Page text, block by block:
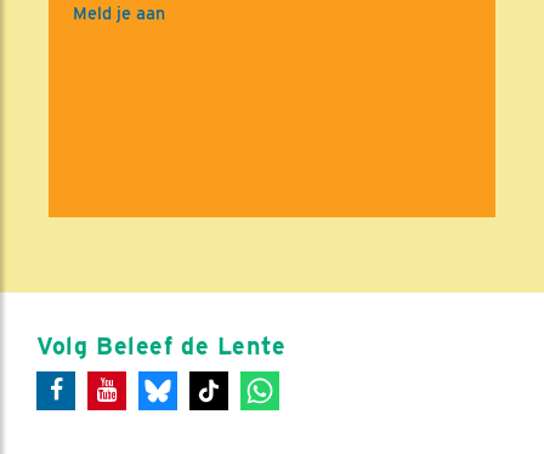
Meld je aan
Volg Beleef de Lente